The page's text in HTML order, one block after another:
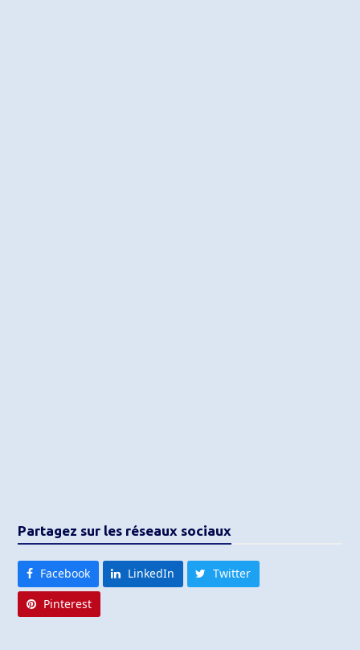
Partagez sur les réseaux sociaux
Facebook LinkedIn
Twitter
Pinterest